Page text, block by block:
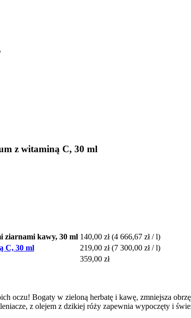
z witaminą C, 30 ml
ziarnami kawy, 30 ml 140,00 zł (4 666,67 zł / l)
C, 30 ml
219,00 zł (7 300,00 zł / l)
359,00 zł
oczu! Bogaty w zieloną herbatę i kawę, zmniejsza
z olejem z dzikiej róży zapewnia wypoczęty i